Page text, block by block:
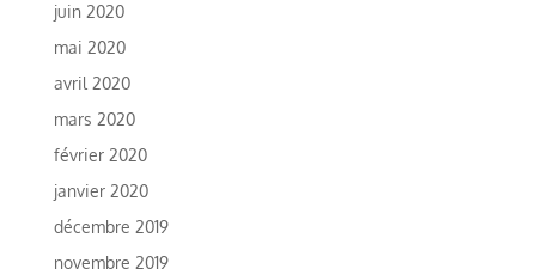
juin 2020
mai 2020
avril 2020
mars 2020
février 2020
janvier 2020
décembre 2019
novembre 2019